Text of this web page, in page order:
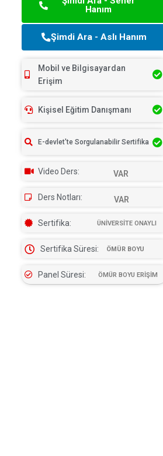
Hanım
Şimdi Ara - Aslı Hanım
Mobil ve Bilgisayardan
Erişim
Kişisel Eğitim Danışmanı
E-devlet'te Sorgulanabilir Sertifika
Video Ders: VAR
Ders Notları: VAR
Sertifika: ÜNİVERSİTE ONAYLI
Sertifika Süresi: ÖMÜR BOYU
Panel Süresi: ÖMÜR BOYU ERİŞİM